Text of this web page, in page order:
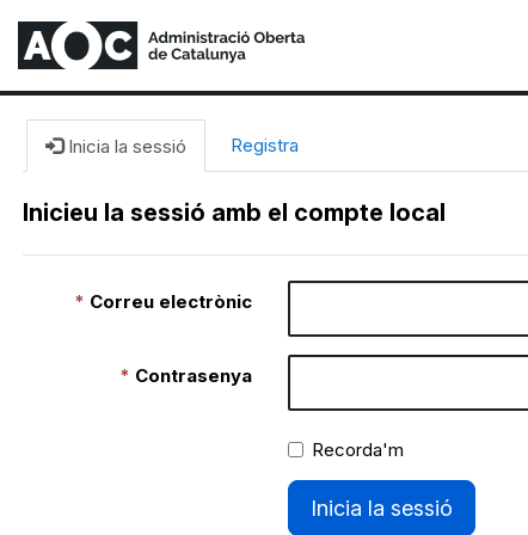
Inicia la sessió Registra
Inicieu la sessió amb el compte local
Correu electrònic
Contrasenya
Recorda'm
Inicia la sessió